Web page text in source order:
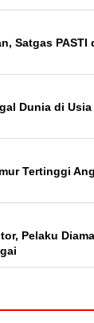
Satgas PASTI
Dunia di
Tertinggi
Pelaku